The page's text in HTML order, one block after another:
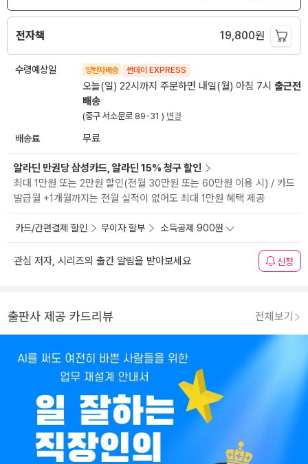
전자책 19,800원
수령예상일 양탄자배송 썬데이 EXPRESS
오늘(일) 22시까지 주문하면 내일(월) 아침 7시 출근전
배송
(중구 서소문로 89-31 ) 변경
배송료 무료
알라딘 만권당 삼성카드, 알라딘 15% 청구 할인
최대 1만원 또는 2만원 할인(전월 30만원 또는 60만원 이용 시) / 카드
발급월 +1개월까지는 전월 실적이 없어도 최대 1만원 혜택 제공
카드/간편결제 할인 무이자 할부 소득공제 900원
관심 저자, 시리즈의 출간 알림을 받아보세요 신청
출판사 제공 카드리뷰 전체보기